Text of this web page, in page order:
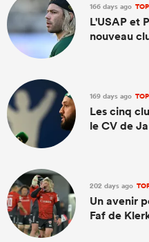
166 days ago
L'USAP et
nouveau
169 days ago
Les cinq
le CV de
202 days ago
Un avenir
Faf de